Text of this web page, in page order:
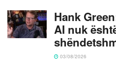
Hank
AI nuk
03/08/2026